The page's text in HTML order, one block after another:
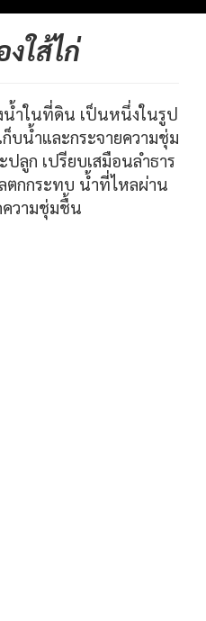
ใส้ไก่
น้ำในที่ดิน เป็นหนึ่งในรูป
บนํ้าและกระจายความชุ่ม
ลูก เปรียบเสมือนลำธาร
ตกกระทบ น้ำที่ไหลผ่าน
วามชุ่มชื้น